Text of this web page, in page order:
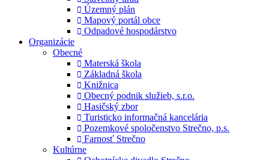
Územný plán
Mapový portál obce
Odpadové hospodárstvo
Organizácie
Obecné
Materská škola
Základná škola
Knižnica
Obecný podnik služieb, s.r.o.
Hasičský zbor
Turisticko informačná kancelária
Pozemkové spoločenstvo Strečno, p.s.
Farnosť Strečno
Kultúrne